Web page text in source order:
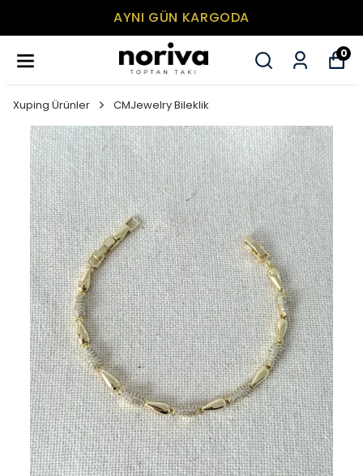
AYNI GÜN KARGODA
0
Xuping Ürünler CMJewelry Bileklik